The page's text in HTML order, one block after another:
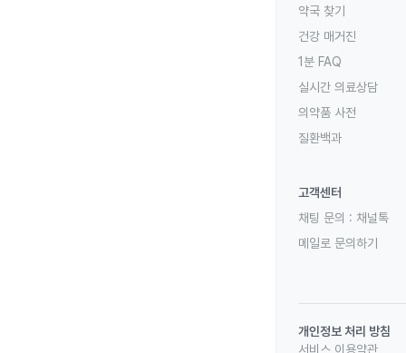
약국 찾기
건강 매거진
1분 FAQ
실시간 의료상담
의약품 사전
질환백과
고객센터
채팅 문의 : 채널톡
메일로 문의하기
개인정보 처리 방침
서비스 이용약관